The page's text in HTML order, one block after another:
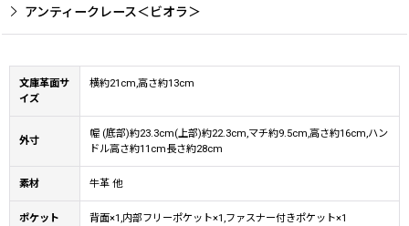
アンティークレース＜ビオラ＞
文庫革面サ
イズ
横約21cm,高さ約13cm
外寸
幅 (底部)約23.3cm(上部)約22.3cm,マチ約9.5cm,高さ約16cm,ハン
ドル高さ約11cm長さ約28cm
素材 牛革 他
ポケット 背面×1,内部フリーポケット×1,ファスナー付きポケット×1